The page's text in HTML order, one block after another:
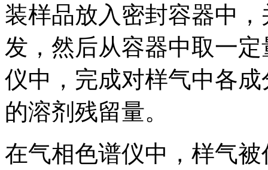
装样品放入密封容器中
发，然后从容器中取一
仪中，完成对样气中各
的溶剂残留量。
在气相色谱仪中，样气